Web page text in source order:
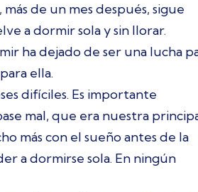
de un mes después, sigue
a dormir sola y sin llorar.
ha dejado de ser una lucha
ella.
difíciles. Es importante
mal, que era nuestra
más con el sueño antes de la
a dormirse sola. En ningún